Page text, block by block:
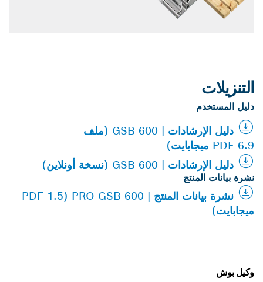
التنزيلات
دليل المستخدم
دليل الإرشادات | GSB 600 (ملف
PDF 6.9 ميجابايت)
دليل الإرشادات | GSB 600 (نسخة أونلاين)
نشرة بيانات المنتج
نشرة بيانات المنتج | PRO GSB 600 (PDF 1.5
ميجابايت)
وكيل بوش